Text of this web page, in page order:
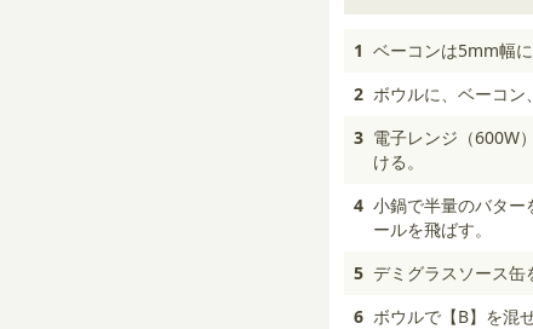
1 ベーコンは5mm幅
2 ボウルに、ベーコン
3 電子レンジ（600W
ける。
4 小鍋で半量のバター
ールを飛ばす。
5 デミグラスソース缶
6 ボウルで【B】を混